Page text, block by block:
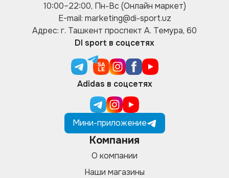
10:00–22:00, Пн-Вс (Онлайн маркет)
E-mail: marketing@di-sport.uz
Адрес: г. Ташкент проспект А. Темура, 60
DI sport в соцсетях
Adidas в соцсетях
Мини-приложение
Компания
О компании
Наши магазины